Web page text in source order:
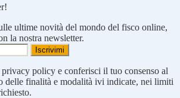
ultime novità del mondo del fisco online,
la nostra newsletter.
policy e conferisci il tuo consenso al
delle finalità e modalità ivi indicate, nei limiti